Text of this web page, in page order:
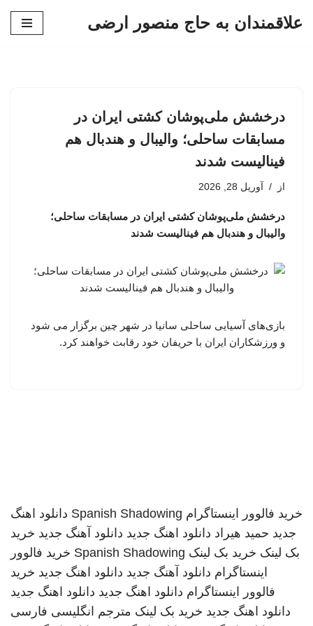
علاقمندان به حاج منصور ارضی
درخشش ملی‌پوشان کشتی ایران در
مسابقات ساحلی؛ والیبال و هندبال هم
فینالیست شدند
از آوریل 28, 2026
درخشش ملی‌پوشان کشتی ایران در مسابقات ساحلی؛
والیبال و هندبال هم فینالیست شدند
بازی‌های آسیایی ساحلی سانیا در شهر چین برگزار می شود
و ورزشکاران ایران با حریفان خود رقابت خواهند کرد.
خرید فالوور اینستاگرام Spanish Shadowing دانلود اهنگ
جدید حمید هیراد دانلود اهنگ جدید دانلود آهنگ جدید خرید
بک لینک خرید بک لینک Spanish Shadowing خرید فالوور
اینستاگرام دانلود آهنگ جدید دانلود اهنگ جدید خرید
فالوور اینستاگرام دانلود اهنگ جدید دانلود اهنگ جدید
دانلود اهنگ جدید خرید بک لینک مترجم انگلیسی فارسی